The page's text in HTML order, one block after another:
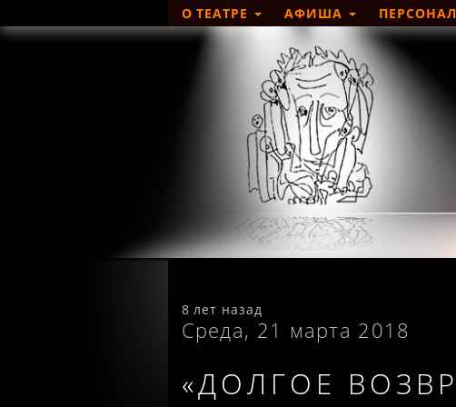
О ТЕАТРЕ АФИША
8 лет назад
Среда, 21 марта 2018
«ДОЛГОЕ